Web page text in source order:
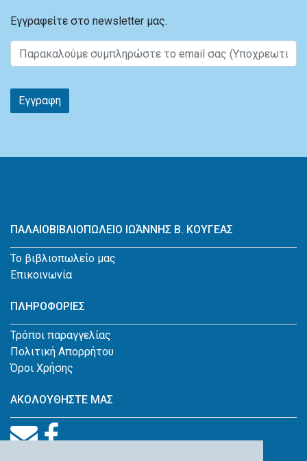
Εγγραφείτε στο newsletter μας.
Εγγραφη
ΠΑΛΑΙΟΒΙΒΛΙΟΠΩΛΕΙΟ ΙΩΆΝΝΗΣ Β. ΚΟΥΓΕΑΣ
Το βιβλιοπωλείο μας
Επικοινωνία
ΠΛΗΡΟΦΟΡΙΕΣ
Τρόποι παραγγελίας
Πολιτική Απορρήτου
Όροι Χρήσης
ΑΚΟΛΟΥΘΗΣΤΕ ΜΑΣ